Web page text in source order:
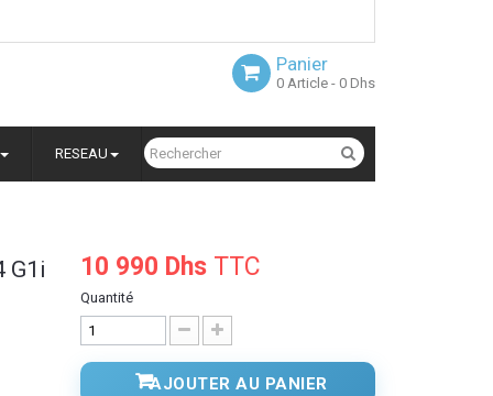
Panier
0 Article - 0 Dhs
RESEAU
G1i 10 990 Dhs TTC
Quantité
AJOUTER AU PANIER